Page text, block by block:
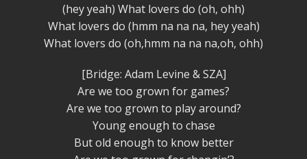
(hey yeah) What lovers do (oh, ohh)
What lovers do (hmm na na na, hey yeah)
What lovers do (oh,hmm na na na,oh, ohh)
[Bridge: Adam Levine & SZA]
Are we too grown for games?
Are we too grown to play around?
Young enough to chase
But old enough to know better